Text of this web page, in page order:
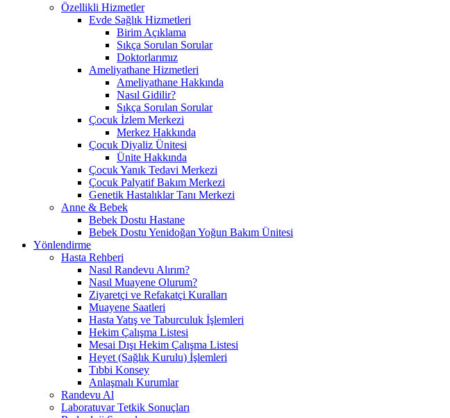
Özellikli Hizmetler
Evde Sağlık Hizmetleri
Birim Açıklama
Sıkça Sorulan Sorular
Doktorlarımız
Ameliyathane Hizmetleri
Ameliyathane Hakkında
Nasıl Gidilir?
Sıkça Sorulan Sorular
Çocuk İzlem Merkezi
Merkez Hakkında
Çocuk Diyaliz Ünitesi
Ünite Hakkında
Çocuk Yanık Tedavi Merkezi
Çocuk Palyatif Bakım Merkezi
Genetik Hastalıklar Tanı Merkezi
Anne & Bebek
Bebek Dostu Hastane
Bebek Dostu Yenidoğan Yoğun Bakım Ünitesi
Yönlendirme
Hasta Rehberi
Nasıl Randevu Alırım?
Nasıl Muayene Olurum?
Ziyaretçi ve Refakatçi Kuralları
Muayene Saatleri
Hasta Yatış ve Taburculuk İşlemleri
Hekim Çalışma Listesi
Mesai Dışı Hekim Çalışma Listesi
Heyet (Sağlık Kurulu) İşlemleri
Tıbbi Konsey
Anlaşmalı Kurumlar
Randevu Al
Laboratuvar Tetkik Sonuçları